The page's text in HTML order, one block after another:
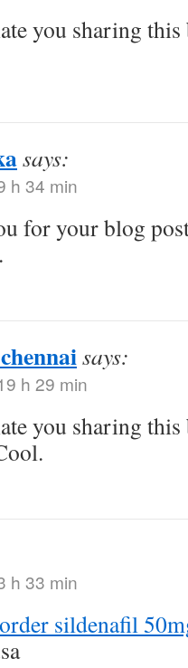
you sharing
says:
h 34 min
for your blog
says:
h 29 min
you sharing
h 33 min
order sildenafil